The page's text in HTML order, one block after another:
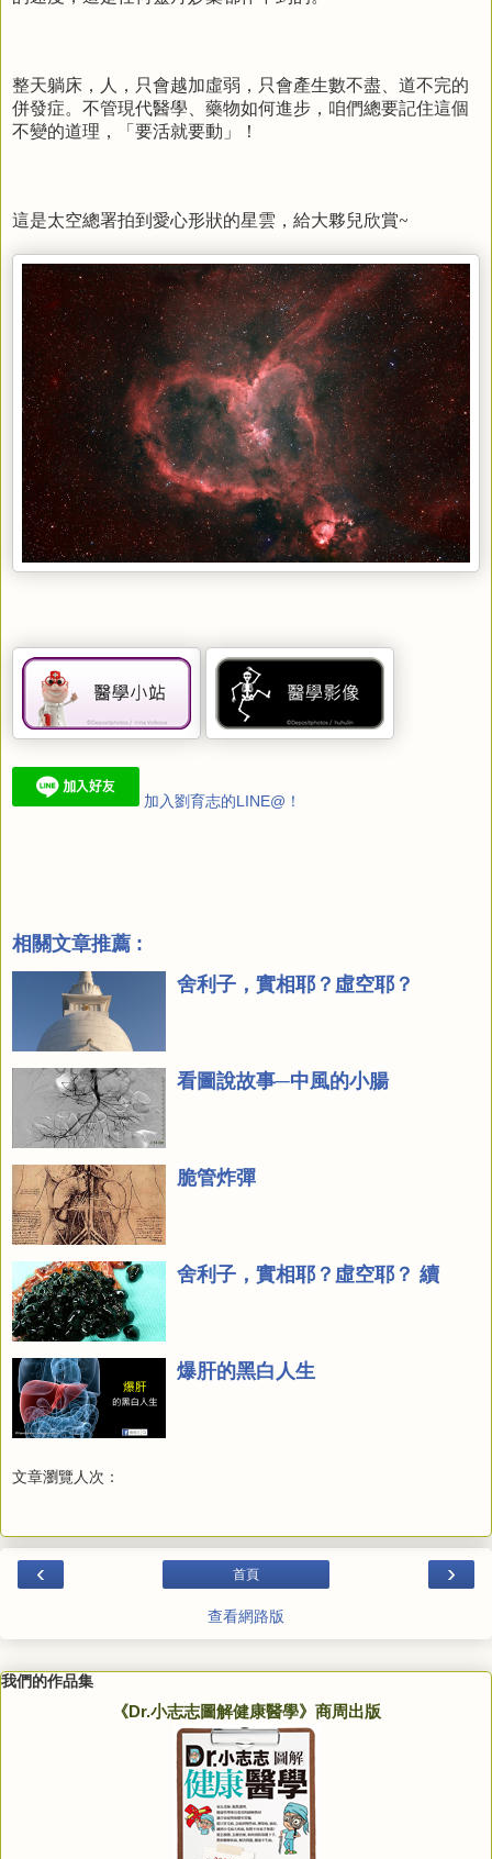
整天躺床，人，只會越加虛弱，只會產生數不盡、道不完的
併發症。不管現代醫學、藥物如何進步，咱們總要記住這個
不變的道理，「要活就要動」！
這是太空總署拍到愛心形狀的星雲，給大夥兒欣賞~
加入劉育志的LINE@！
相關文章推薦 :
舍利子，實相耶？虛空耶？
看圖說故事─中風的小腸
脆管炸彈
舍利子，實相耶？虛空耶？ 續
爆肝的黑白人生
文章瀏覽人次：
‹ ›
首頁
查看網路版
我們的作品集
《Dr.小志志圖解健康醫學》商周出版